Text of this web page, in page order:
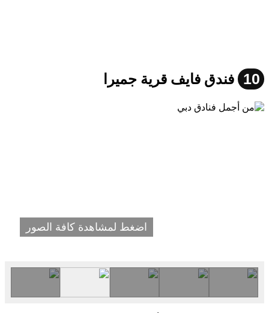
10 فندق فايف قرية جميرا
اضغط لمشاهدة كافة الصور